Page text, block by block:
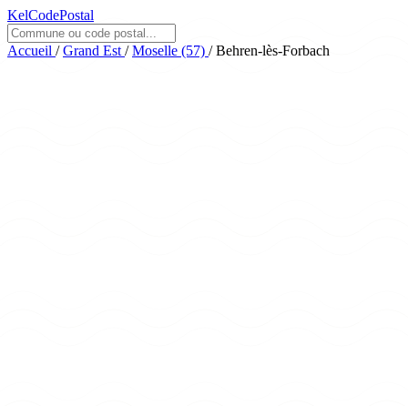
KelCodePostal
Accueil / Grand Est / Moselle (57) / Behren-lès-Forbach